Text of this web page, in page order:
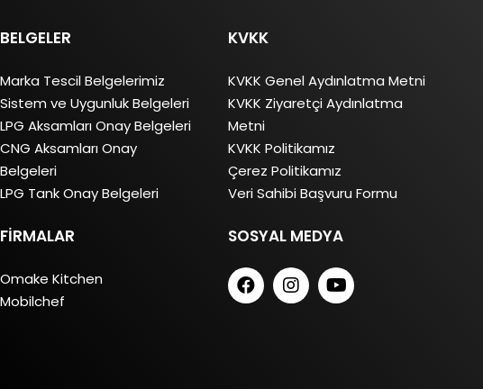
BELGELER
Marka Tescil Belgelerimiz
Sistem ve Uygunluk Belgeleri
LPG Aksamları Onay Belgeleri
CNG Aksamları Onay
Belgeleri
LPG Tank Onay Belgeleri
FIRMALAR
Omake Kitchen
Mobilchef
KVKK
KVKK Genel Aydınlatma Metni
KVKK Ziyaretçi Aydınlatma
Metni
KVKK Politikamız
Çerez Politikamız
Veri Sahibi Başvuru Formu
SOSYAL MEDYA